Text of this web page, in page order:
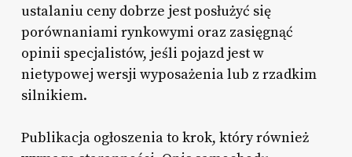
ustalaniu ceny dobrze jest posłużyć się
porównaniami rynkowymi oraz zasięgnąć
opinii specjalistów, jeśli pojazd jest w
nietypowej wersji wyposażenia lub z rzadkim
silnikiem.
Publikacja ogłoszenia to krok, który również